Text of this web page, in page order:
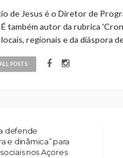
de Jesus é o Diretor de
também autor da rubrica
regionais e da diáspora
POSTS
defende
e dinâmica” para
nos Açores